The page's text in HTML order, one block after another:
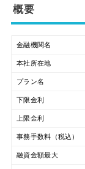
概要
金融機関名
本社所在地
プラン名
下限金利
上限金利
事務手数料（税込）
融資金額最大